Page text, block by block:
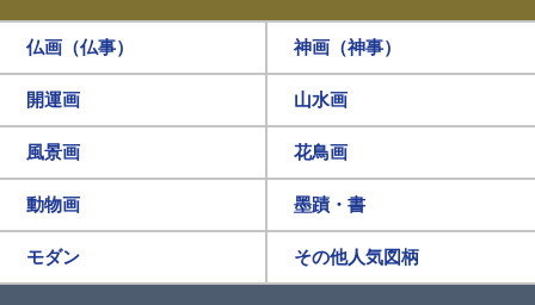
仏画（仏事） 神画（神事）
開運画 山水画
風景画 花鳥画
動物画 墨蹟・書
モダン その他人気図柄